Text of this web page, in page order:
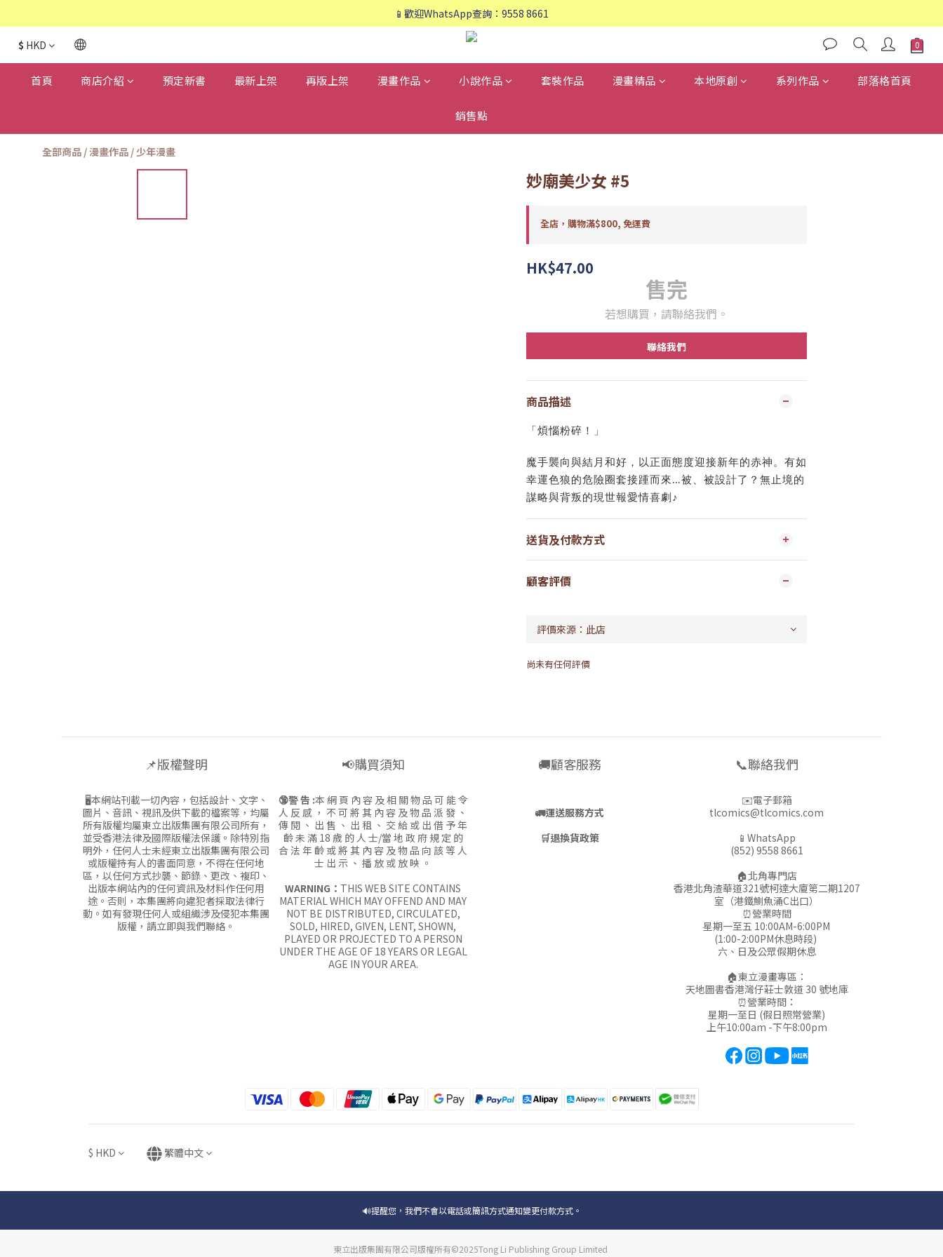
📱歡迎WhatsApp查詢：9558 8661
📱歡迎WhatsApp查詢：9558 8661
❤️會員專享：🛍購物滿💰HK$800，🚚免運費❤️
📱歡迎WhatsApp查詢：9558 8661
$ HKD
首頁 商店介紹 預定新書 最新上架 再版上架 漫畫作品 小說作品 套裝作品 漫畫精品 本地原創 系列作品 部落格首頁
銷售點
全部商品 /漫畫作品 / 少年漫畫
妙廟美少女 #5
全店，購物滿$800, 免運費
HK$47.00
售完
若想購買，請聯絡我們。
聯絡我們
商品描述
「煩惱粉碎！」
魔手襲向與結月和好，以正面態度迎接新年的赤神。有如
幸運色狼的危險圈套接踵而來…被、被設計了？無止境的
謀略與背叛的現世報愛情喜劇♪
送貨及付款方式
顧客評價
尚未有任何評價
📌版權聲明
🖥本網站刊載一切內容，包括設計、文字、
圖片、音訊、視訊及供下載的檔案等，均屬
所有版權均屬東立出版集團有限公司所有，
並受香港法律及國際版權法保護。除特別指
明外，任何人士未經東立出版集團有限公司
或版權持有人的書面同意，不得在任何地
區，以任何方式抄襲、節錄、更改、複印、
出版本網站內的任何資訊及材料作任何用
途。否則，本集團將向違犯者採取法律行
動。如有發現任何人或組織涉及侵犯本集團
版權，請立即與我們聯絡。
📢購買須知
🔞警 告 :本 網 頁 內 容 及 相 關 物 品 可 能 令
人 反 感 ， 不 可 將 其 內 容 及 物 品 派 發 、
傳 閱 、 出 售 、 出 租 、 交 給 或 出 借 予 年
齡 未 滿 18 歲 的 人 士/當 地 政 府 規 定 的
合 法 年 齡 或 將 其 內 容 及 物 品 向 該 等 人
士 出 示 、 播 放 或 放 映 。
WARNING： THIS WEB SITE CONTAINS
MATERIAL WHICH MAY OFFEND AND MAY
NOT BE DISTRIBUTED, CIRCULATED,
SOLD, HIRED, GIVEN, LENT, SHOWN,
PLAYED OR PROJECTED TO A PERSON
UNDER THE AGE OF 18 YEARS OR LEGAL
AGE IN YOUR AREA.
🚚顧客服務
🚛運送服務方式
🛒退換貨政策
📞聯絡我們
✉️電子郵箱
tlcomics@tlcomics.com
📱WhatsApp
(852) 9558 8661
🏠北角專門店
香港北角渣華道321號柯達大廈第二期1207
室（港鐵鰂魚涌C出口）
⏰營業時間
星期一至五 10:00AM-6:00PM
(1:00-2:00PM休息時段)
六、日及公眾假期休息
🏠東立漫畫專區：
天地圖書香港灣仔莊士敦道 30 號地庫
⏰營業時間：
星期一至日 (假日照常營業)
上午10:00am -下午8:00pm
$ HKD 繁體中文
🔊提醒您，我們不會以電話或簡訊方式通知變更付款方式。
東立出版集團有限公司版權所有©2025Tong Li Publishing Group Limited